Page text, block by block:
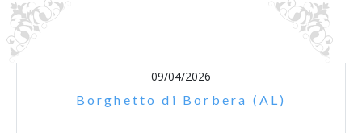
09/04/2026
Borghetto di Borbera (AL)